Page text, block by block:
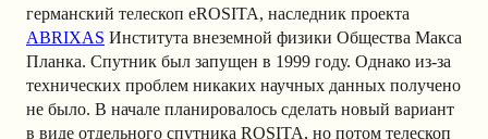
германский телескоп eROSITA, наследник проекта
ABRIXAS Института внеземной физики Общества Макса
Планка. Спутник был запущен в 1999 году. Однако из-за
технических проблем никаких научных данных получено
не было. В начале планировалось сделать новый вариант
в виде отдельного спутника ROSITA, но потом телескоп